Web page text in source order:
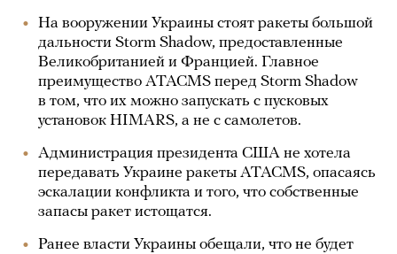
На вооружении Украины стоят ракеты большой
дальности Storm Shadow, предоставленные
Великобританией и Францией. Главное
преимущество ATACMS перед Storm Shadow
в том, что их можно запускать с пусковых
установок HIMARS, а не с самолетов.
Администрация президента США не хотела
передавать Украине ракеты ATACMS, опасаясь
эскалации конфликта и того, что собственные
запасы ракет истощатся.
Ранее власти Украины обещали, что не будет